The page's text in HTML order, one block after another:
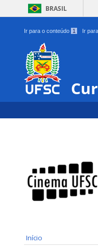
BRASIL
Ir para o conteúdo 1 Ir
Início